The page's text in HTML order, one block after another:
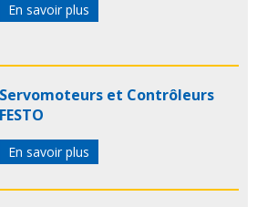
En savoir plus
Servomoteurs et Contrôleurs
FESTO
En savoir plus